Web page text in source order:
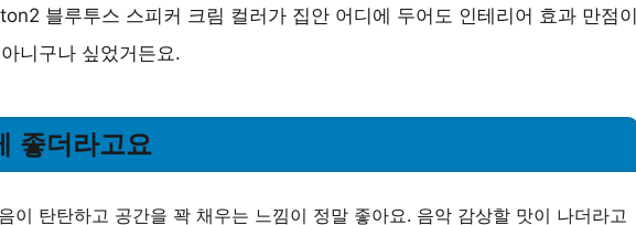
블루투스 스피커 크림 컬러가 집안 어디에 두어도 인테리어 효과 만점이
니구나 싶었거든요.
좋더라고요
이 탄탄하고 공간을 꽉 채우는 느낌이 정말 좋아요. 음악 감상할 맛이 나더라고